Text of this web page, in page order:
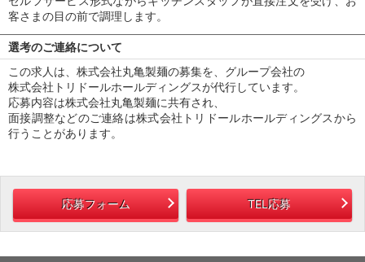
客さまの目の前で調理します。
選考のご連絡について
この求人は、株式会社丸亀製麺の募集を、グループ会社の
株式会社トリドールホールディングスが代行しています。
応募内容は株式会社丸亀製麺に共有され、
面接調整などのご連絡は株式会社トリドールホールディングスから
行うことがあります。
応募フォーム TEL応募